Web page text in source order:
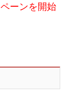
ーンを開始